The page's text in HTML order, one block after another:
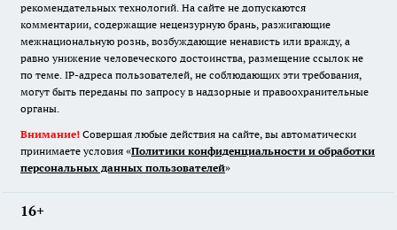
рекомендательных технологий. На сайте не допускаются
комментарии, содержащие нецензурную брань, разжигающие
межнациональную рознь, возбуждающие ненависть или вражду, а
равно унижение человеческого достоинства, размещение ссылок не
по теме. IP-адреса пользователей, не соблюдающих эти требования,
могут быть переданы по запросу в надзорные и правоохранительные
органы.
Внимание! Совершая любые действия на сайте, вы автоматически
принимаете условия «Политики конфиденциальности и обработки
персональных данных пользователей»
16+